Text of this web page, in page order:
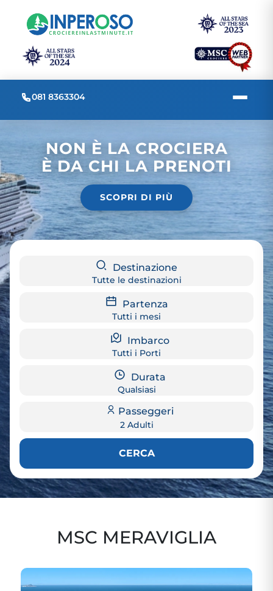
081 8363304
NON È LA CROCIERA
È DA CHI LA PRENOTI
SCOPRI DI PIÙ
Destinazione
Tutte le destinazioni
Partenza
Tutti i mesi
Imbarco
Tutti i Porti
Durata
Qualsiasi
Passeggeri
2 Adulti
CERCA
MSC MERAVIGLIA